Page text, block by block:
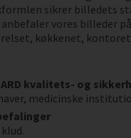
sikrer billedets
anbefaler vores billeder
køkkenet,
kvalitets- og
medicinske